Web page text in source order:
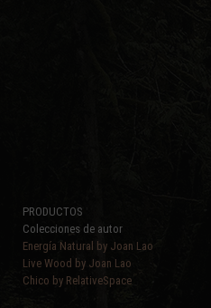
PRODUCTOS
Colecciones de autor
Energía Natural by Joan Lao
Live Wood by Joan Lao
Chico by RelativeSpace